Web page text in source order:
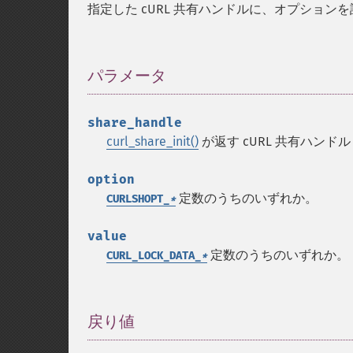
指定した cURL 共有ハンドルに、オプションを
パラメータ
share_handle
curl_share_init() が返す cURL 共有ハンドル
option
CURLSHOPT_ *定数のうちのいずれか。
value
CURL_LOCK_DATA_ *定数のうちのいずれか。
戻り値